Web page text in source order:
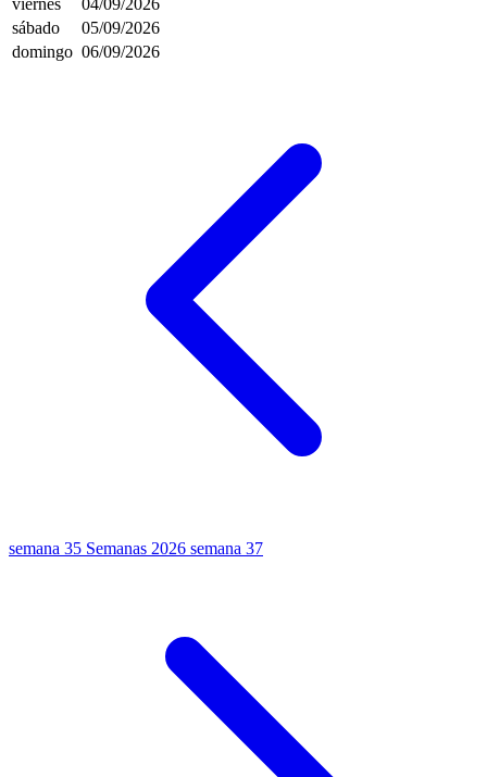
viernes
04/09/2026
sábado
05/09/2026
domingo 06/09/2026
semana 35 Semanas 2026 semana 37